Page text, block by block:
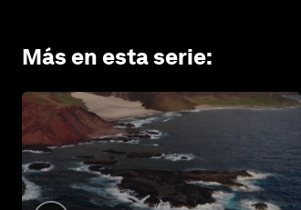
Más en esta serie: